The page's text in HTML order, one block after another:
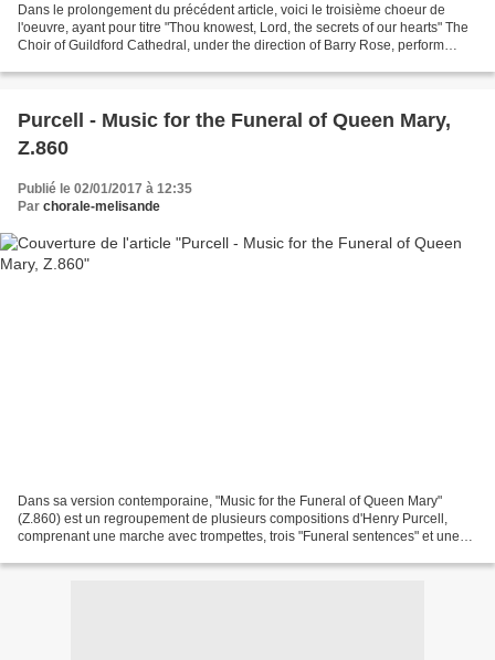
Dans le prolongement du précédent article, voici le troisième choeur de
l'oeuvre, ayant pour titre "Thou knowest, Lord, the secrets of our hearts" The
Choir of Guildford Cathedral, under the direction of Barry Rose, perform
Purcell - Music for the Funeral of Queen Mary,
Z.860
Publié le 02/01/2017 à 12:35
Par chorale-melisande
Dans sa version contemporaine, "Music for the Funeral of Queen Mary"
(Z.860) est un regroupement de plusieurs compositions d'Henry Purcell,
comprenant une marche avec trompettes, trois "Funeral sentences" et une